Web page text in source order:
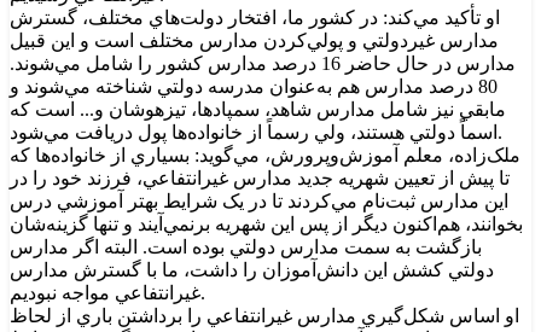
او تأکيد مي‌کند: در کشور ما، افتخار دولت‌هاي مختلف، گسترش
مدارس غيردولتي و پولي‌کردن مدارس مختلف است و اين قبيل
مدارس در حال حاضر 16 درصد مدارس کشور را شامل مي‌شوند.
80 درصد مدارس هم به‌عنوان مدرسه دولتي شناخته مي‌شوند و
مابقي نيز شامل مدارس شاهد، سمپادها، تيزهوشان و... است که
اسماً دولتي هستند، ولي رسماً از خانواده‌ها پول دريافت مي‌شود.
ملک‌زاده، معلم آموزش‌وپرورش، مي‌گويد: بسياري از خانواده‌ها که
تا پيش از تعيين شهريه جديد مدارس غيرانتفاعي، فرزند خود را در
اين مدارس ثبت‌نام مي‌کردند تا در يک شرايط بهتر آموزشي درس
بخوانند، هم‌اکنون ديگر از پس اين شهريه برنمي‌آيند و تنها گزينه‌شان
بازگشت به سمت مدارس دولتي بوده است. البته اگر مدارس
دولتي کشش اين دانش‌آموزان را داشت، ما با گسترش مدارس
غيرانتفاعي مواجه نبوديم.
او اساس شکل‌گيري مدارس غيرانتفاعي را برداشتن باري از لحاظ